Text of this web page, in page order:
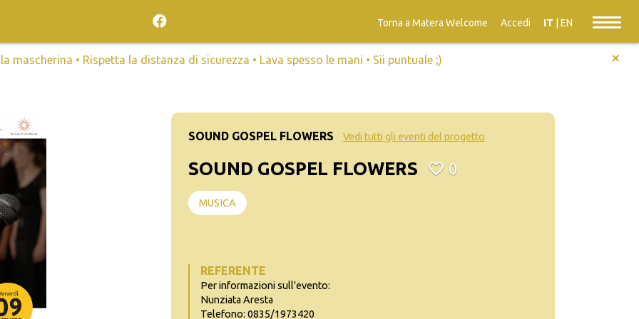
Torna a Matera Welcome Accedi IT EN
la mascherina • Rispetta la distanza di sicurezza • Lava spesso le mani • Sii puntuale ;) +
SOUND GOSPEL FLOWERS Vedi tutti gli eventi del progetto
SOUND GOSPEL FLOWERS 0
MUSICA
REFERENTE
Per informazioni sull'evento:
Nunziata Aresta
Telefono: 0835/1973420